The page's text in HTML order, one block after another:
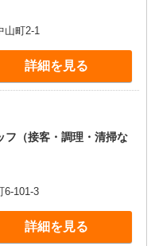
山町2-1
詳細を見る
フ（接客・調理・清掃な
6-101-3
詳細を見る